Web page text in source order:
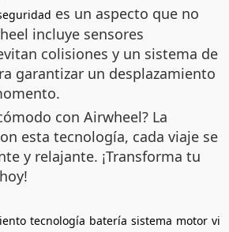
es un aspecto que no
incluye sensores
colisiones y un sistema de
garantizar un desplazamiento
con Airwheel? La
esta tecnología, cada viaje se
y relajante. ¡Transforma tu
tecnología batería sistema motor vi